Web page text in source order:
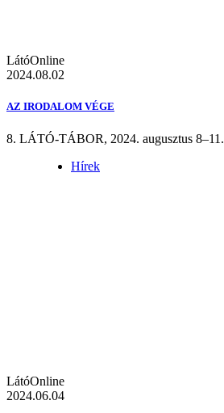
LátóOnline
2024.08.02
AZ IRODALOM VÉGE
8. LÁTÓ-TÁBOR, 2024. augusztus 8–11.
Hírek
LátóOnline
2024.06.04